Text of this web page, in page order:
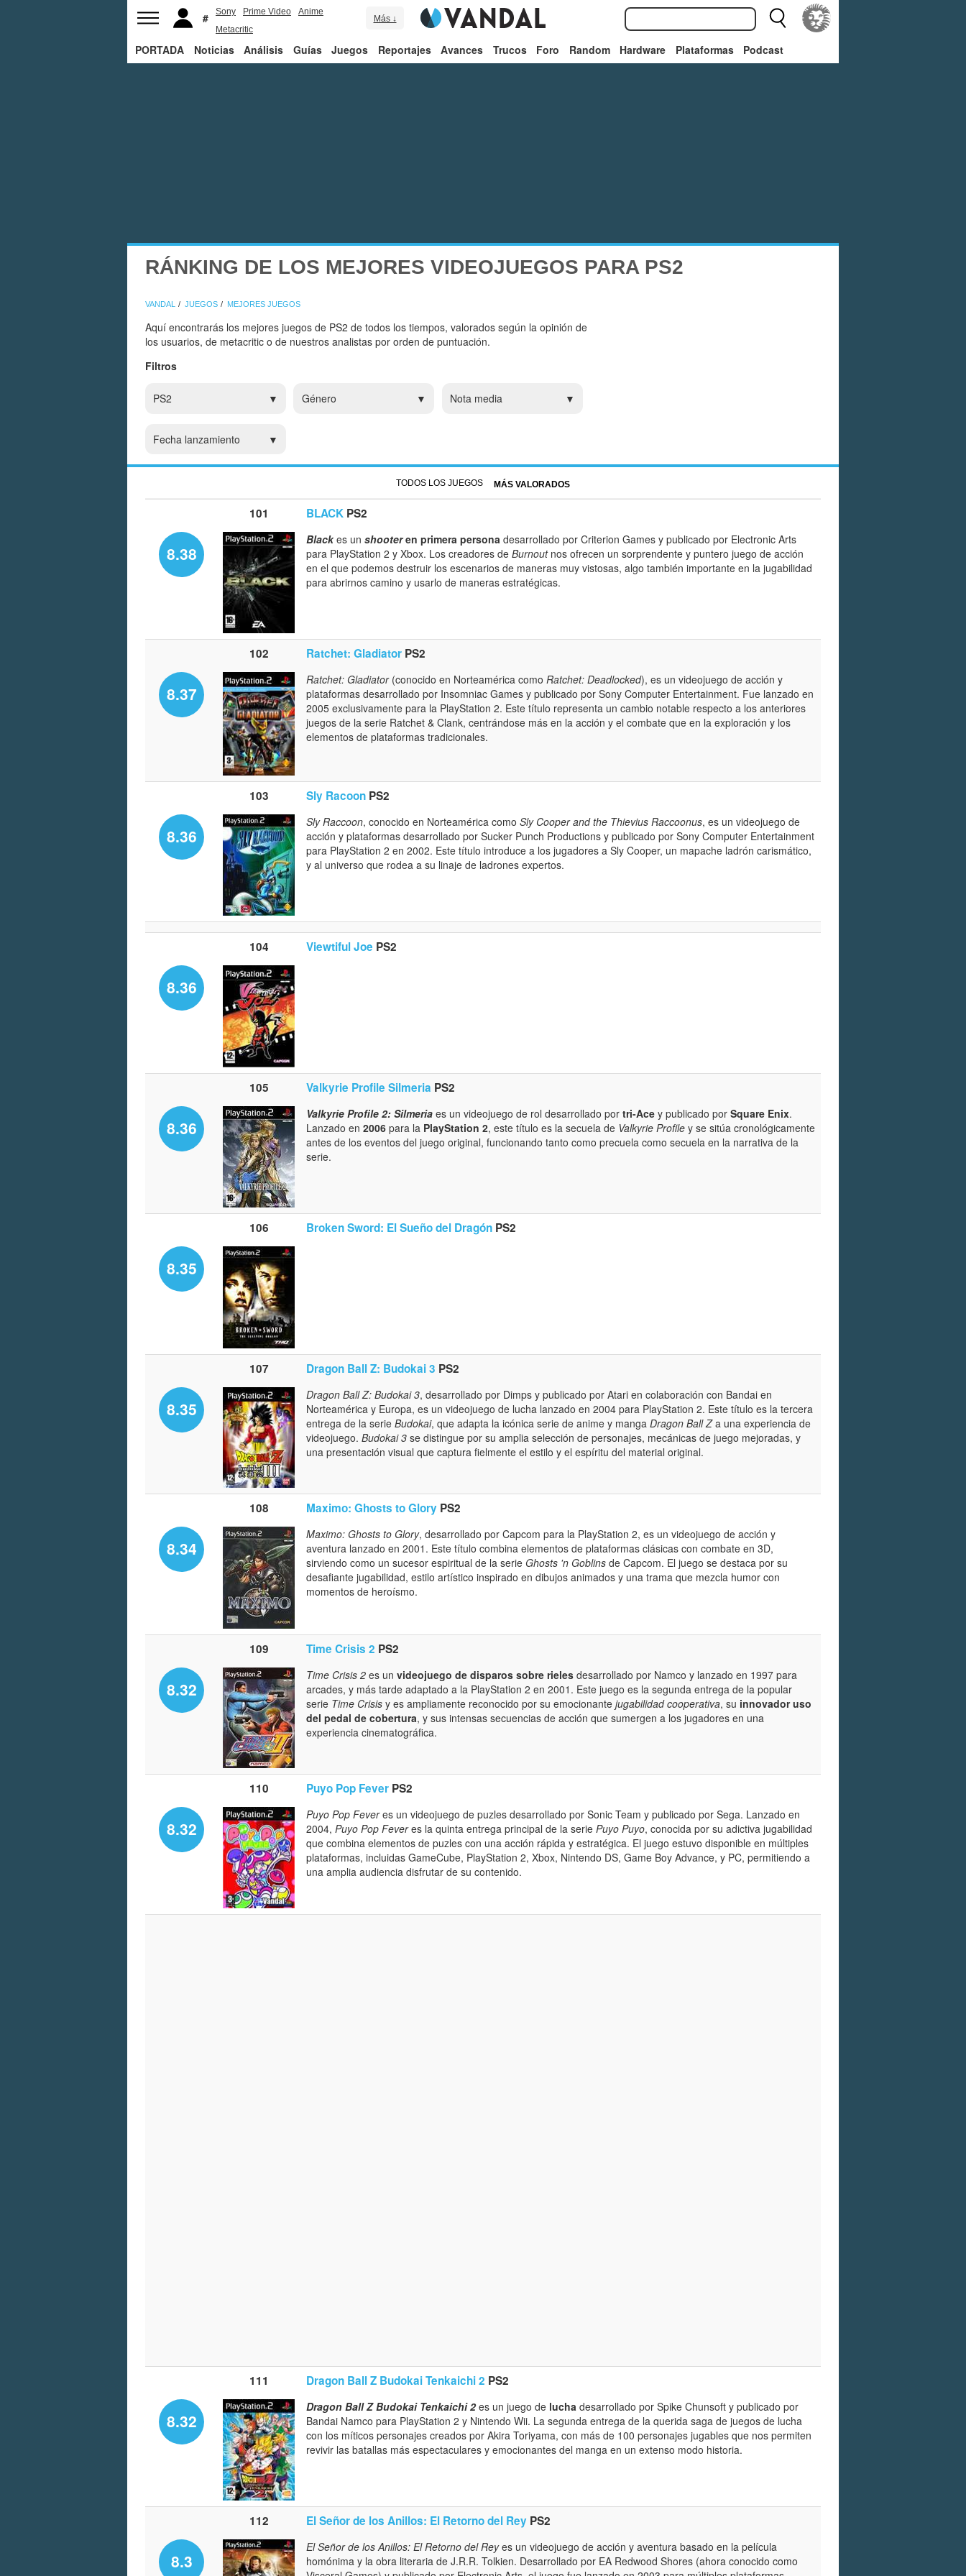
Sony Prime Video
Anime
Metacritic
Más ↓
PORTADA Noticias Análisis Guías Juegos Reportajes Avances Trucos Foro Random Hardware Plataformas Podcast
RÁNKING DE LOS MEJORES VIDEOJUEGOS PARA PS2
VANDAL JUEGOS MEJORES JUEGOS
Aquí encontrarás los mejores juegos de PS2 de todos los tiempos, valorados según la opinión de
los usuarios, de metacritic o de nuestros analistas por orden de puntuación.
Filtros
PS2 Género Nota media
Fecha lanzamiento
TODOS LOS JUEGOS MÁS VALORADOS
101 BLACK PS2
8.38
Blackes un shooteren primera persona desarrollado por Criterion Games y publicado por Electronic Arts
para PlayStation 2 y Xbox. Los creadores de Burnoutnos ofrecen un sorprendente y puntero juego de acción
en el que podemos destruir los escenarios de maneras muy vistosas, algo también importante en la jugabilidad
para abrirnos camino y usarlo de maneras estratégicas.
102 Ratchet: Gladiator PS2
8.37
Ratchet: Gladiator(conocido en Norteamérica como Ratchet: Deadlocked), es un videojuego de acción y
plataformas desarrollado por Insomniac Games y publicado por Sony Computer Entertainment. Fue lanzado en
2005 exclusivamente para la PlayStation 2. Este título representa un cambio notable respecto a los anteriores
juegos de la serie Ratchet & Clank, centrándose más en la acción y el combate que en la exploración y los
elementos de plataformas tradicionales.
103 Sly Racoon PS2
8.36
Sly Raccoon, conocido en Norteamérica como Sly Cooper and the Thievius Raccoonus, es un videojuego de
acción y plataformas desarrollado por Sucker Punch Productions y publicado por Sony Computer Entertainment
para PlayStation 2 en 2002. Este título introduce a los jugadores a Sly Cooper, un mapache ladrón carismático,
y al universo que rodea a su linaje de ladrones expertos.
104 Viewtiful Joe PS2
8.36
105 Valkyrie Profile Silmeria PS2
8.36
Valkyrie Profile 2: Silmeria es un videojuego de rol desarrollado por tri-Ace y publicado por Square Enix.
Lanzado en 2006 para la PlayStation 2, este título es la secuela de Valkyrie Profile y se sitúa cronológicamente
antes de los eventos del juego original, funcionando tanto como precuela como secuela en la narrativa de la
serie.
106 Broken Sword: El Sueño del Dragón PS2
8.35
107 Dragon Ball Z: Budokai 3 PS2
8.35
Dragon Ball Z: Budokai 3, desarrollado por Dimps y publicado por Atari en colaboración con Bandai en
Norteamérica y Europa, es un videojuego de lucha lanzado en 2004 para PlayStation 2. Este título es la tercera
entrega de la serie Budokai, que adapta la icónica serie de anime y manga Dragon Ball Za una experiencia de
videojuego. Budokai 3 se distingue por su amplia selección de personajes, mecánicas de juego mejoradas, y
una presentación visual que captura fielmente el estilo y el espíritu del material original.
108 Maximo: Ghosts to Glory PS2
8.34
Maximo: Ghosts to Glory, desarrollado por Capcom para la PlayStation 2, es un videojuego de acción y
aventura lanzado en 2001. Este título combina elementos de plataformas clásicas con combate en 3D,
sirviendo como un sucesor espiritual de la serie Ghosts 'n Goblins de Capcom. El juego se destaca por su
desafiante jugabilidad, estilo artístico inspirado en dibujos animados y una trama que mezcla humor con
momentos de heroísmo.
109 Time Crisis 2 PS2
8.32
Time Crisis 2 es un videojuego de disparos sobre rieles desarrollado por Namco y lanzado en 1997 para
arcades, y más tarde adaptado a la PlayStation 2 en 2001. Este juego es la segunda entrega de la popular
serie Time Crisis y es ampliamente reconocido por su emocionante jugabilidad cooperativa, su innovador uso
del pedal de cobertura, y sus intensas secuencias de acción que sumergen a los jugadores en una
experiencia cinematográfica.
110 Puyo Pop Fever PS2
8.32
Puyo Pop Feveres un videojuego de puzles desarrollado por Sonic Team y publicado por Sega. Lanzado en
2004, Puyo Pop Feveres la quinta entrega principal de la serie Puyo Puyo, conocida por su adictiva jugabilidad
que combina elementos de puzles con una acción rápida y estratégica. El juego estuvo disponible en múltiples
plataformas, incluidas GameCube, PlayStation 2, Xbox, Nintendo DS, Game Boy Advance, y PC, permitiendo a
una amplia audiencia disfrutar de su contenido.
111 Dragon Ball Z Budokai Tenkaichi 2 PS2
8.32
Dragon Ball Z Budokai Tenkaichi 2es un juego de lucha desarrollado por Spike Chunsoft y publicado por
Bandai Namco para PlayStation 2 y Nintendo Wii. La segunda entrega de la querida saga de juegos de lucha
con los míticos personajes creados por Akira Toriyama, con más de 100 personajes jugables que nos permiten
revivir las batallas más espectaculares y emocionantes del manga en un extenso modo historia.
112 El Señor de los Anillos: El Retorno del Rey PS2
8.3
El Señor de los Anillos: El Retorno del Reyes un videojuego de acción y aventura basado en la película
homónima y la obra literaria de J.R.R. Tolkien. Desarrollado por EA Redwood Shores (ahora conocido como